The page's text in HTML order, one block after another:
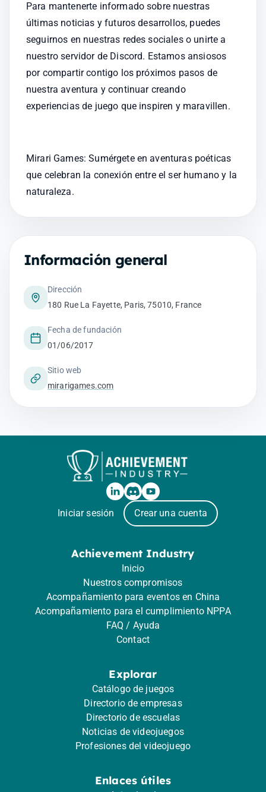
Para mantenerte informado sobre nuestras
últimas noticias y futuros desarrollos, puedes
seguirnos en nuestras redes sociales o unirte a
nuestro servidor de Discord. Estamos ansiosos
por compartir contigo los próximos pasos de
nuestra aventura y continuar creando
experiencias de juego que inspiren y maravillen.
Mirari Games: Sumérgete en aventuras poéticas
que celebran la conexión entre el ser humano y la
naturaleza.
Información general
Dirección
180 Rue La Fayette, Paris, 75010, France
Fecha de fundación
01/06/2017
Sitio web
mirarigames.com
Iniciar sesión Crear una cuenta
Achievement Industry
Inicio
Nuestros compromisos
Acompañamiento para eventos en China
Acompañamiento para el cumplimiento NPPA
FAQ / Ayuda
Contact
Explorar
Catálogo de juegos
Directorio de empresas
Directorio de escuelas
Noticias de videojuegos
Profesiones del videojuego
Enlaces útiles